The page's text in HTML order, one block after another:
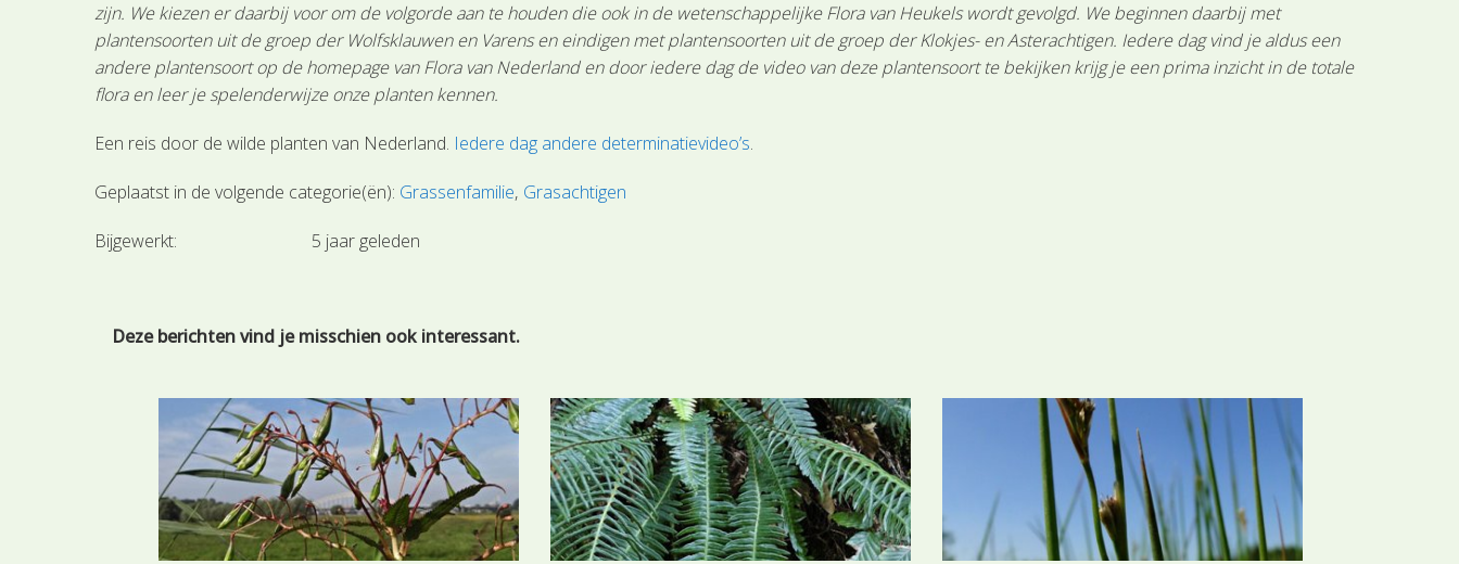
zijn. We kiezen er daarbij voor om de volgorde aan te houden die ook in de wetenschappelijke Flora van Heukels wordt gevolgd. We beginnen daarbij met
plantensoorten uit de groep der Wolfsklauwen en Varens en eindigen met plantensoorten uit de groep der Klokjes- en Asterachtigen. Iedere dag vind je aldus een
andere plantensoort op de homepage van Flora van Nederland en door iedere dag de video van deze plantensoort te bekijken krijg je een prima inzicht in de totale
flora en leer je spelenderwijze onze planten kennen.
Een reis door de wilde planten van Nederland. Iedere dag andere determinatievideo’s.
Geplaatst in de volgende categorie(ën): Grassenfamilie Grasachtigen
Bijgewerkt: 5 jaar geleden
Deze berichten vind je misschien ook interessant.